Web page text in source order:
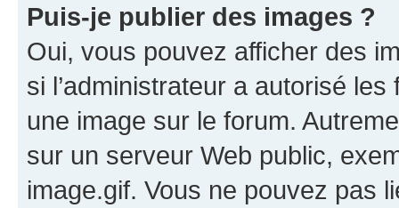
Puis-je publier des images ?
Oui, vous pouvez afficher des
si l’administrateur a autorisé
une image sur le forum.
sur un serveur Web public,
image.gif. Vous ne pouvez pas